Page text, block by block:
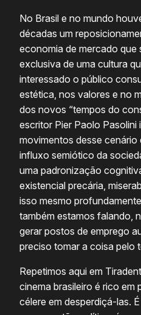
No Brasil e no mundo
décadas um
economia de mercado que
exclusiva de uma cultura
interessado o público
estética, nos valores e no
dos novos “tempos do
escritor Pier Paolo Pasolini
movimentos desse cenário
influxo semiótico da
uma padronização
existencial precária,
isso mesmo
também estamos falando,
gerar postos de emprego
preciso tomar a coisa pelo
Repetimos aqui em
cinema brasileiro é rico em
célere em desperdiçá-las.